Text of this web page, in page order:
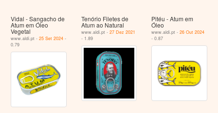
Vidal - Sangacho de
Atum em Óleo
Vegetal
www.aldi.pt -25 Set 2024 -
0.79
Tenório Filetes de
Atum ao Natural
www.aldi.pt - 27 Dez 2021
- 1.89
Pitéu - Atum em
Óleo
www.aldi.pt -26 Out 2024
- 0.87